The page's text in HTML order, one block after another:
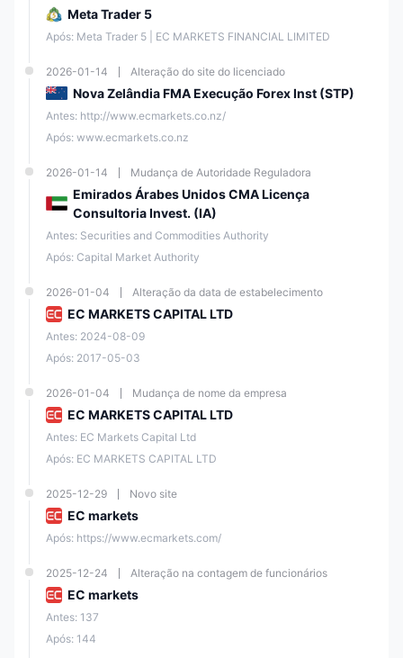
Meta Trader 5
Após: Meta Trader 5 | EC MARKETS FINANCIAL LIMITED
2026-01-14 Alteração do site do licenciado
Nova Zelândia FMA Execução Forex Inst (STP)
Antes: http://www.ecmarkets.co.nz/
Após: www.ecmarkets.co.nz
2026-01-14 Mudança de Autoridade Reguladora
Emirados Árabes Unidos CMA Licença
Consultoria Invest. (IA)
Antes: Securities and Commodities Authority
Após: Capital Market Authority
2026-01-04 Alteração da data de estabelecimento
EC MARKETS CAPITAL LTD
Antes: 2024-08-09
Após: 2017-05-03
2026-01-04 Mudança de nome da empresa
EC MARKETS CAPITAL LTD
Antes: EC Markets Capital Ltd
Após: EC MARKETS CAPITAL LTD
2025-12-29 Novo site
EC markets
Após: https://www.ecmarkets.com/
2025-12-24 Alteração na contagem de funcionários
EC markets
Antes: 137
Após: 144